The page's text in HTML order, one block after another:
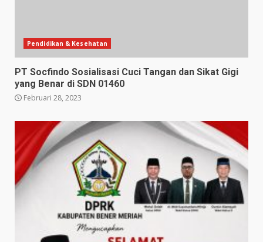
Pendidikan & Kesehatan
PT Socfindo Sosialisasi Cuci Tangan dan Sikat Gigi
yang Benar di SDN 01460
Februari 28, 2023